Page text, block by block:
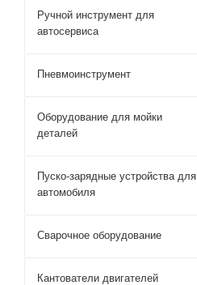
Ручной инструмент для
автосервиса
Пневмоинструмент
Оборудование для мойки
деталей
Пуско-зарядные устройства для
автомобиля
Сварочное оборудование
Кантователи двигателей